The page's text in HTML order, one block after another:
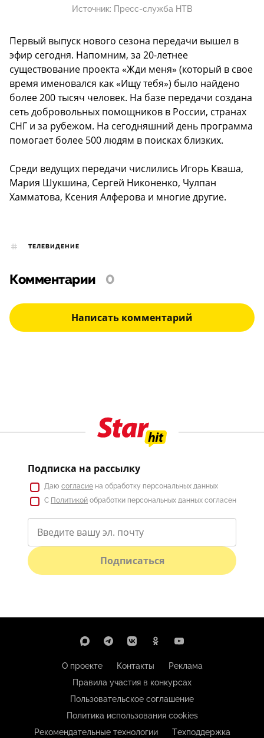
Источник: Пресс-служба НТВ
Первый выпуск нового сезона передачи вышел в
эфир сегодня. Напомним, за 20-летнее
существование проекта «Жди меня» (который в свое
время именовался как «Ищу тебя») было найдено
более 200 тысяч человек. На базе передачи создана
сеть добровольных помощников в России, странах
СНГ и за рубежом. На сегодняшний день программа
помогает более 500 людям в поисках близких.
Среди ведущих передачи числились Игорь Кваша,
Мария Шукшина, Сергей Никоненко, Чулпан
Хамматова, Ксения Алферова и многие другие.
ТЕЛЕВИДЕНИЕ
Комментарии 0
Написать комментарий
Подписка на рассылку
Даю согласие на обработку персональных данных
С Политикой обработки персональных данных согласен
Подписаться
О проекте Контакты
Реклама
Правила участия в конкурсах
Пользовательское соглашение
Политика использования cookies
Рекомендательные технологии
Техподдержка